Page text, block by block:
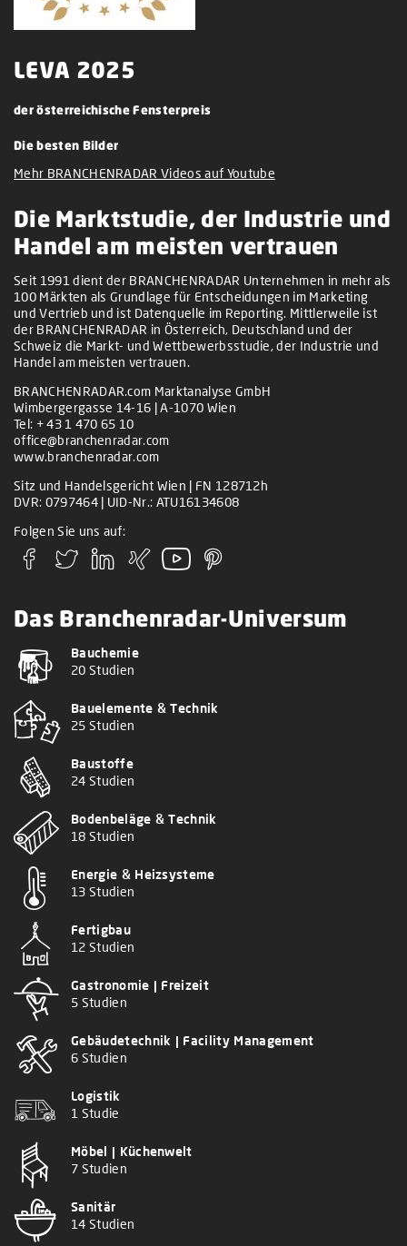
LEVA 2025
der österreichische Fensterpreis
Die besten Bilder
Mehr BRANCHENRADAR Videos auf Youtube
Die Marktstudie, der Industrie und
Handel am meisten vertrauen
Seit 1991 dient der BRANCHENRADAR Unternehmen in mehr als
100 Märkten als Grundlage für Entscheidungen im Marketing
und Vertrieb und ist Datenquelle im Reporting. Mittlerweile ist
der BRANCHENRADAR in Österreich, Deutschland und der
Schweiz die Markt- und Wettbewerbsstudie, der Industrie und
Handel am meisten vertrauen.
BRANCHENRADAR.com Marktanalyse GmbH
Wimbergergasse 14-16 | A-1070 Wien
Tel: + 43 1 470 65 10
office@branchenradar.com
www.branchenradar.com
Sitz und Handelsgericht Wien | FN 128712h
DVR: 0797464 | UID-Nr.: ATU16134608
Folgen Sie uns auf:
Das Branchenradar-Universum
Bauchemie
20 Studien
Bauelemente & Technik
25 Studien
Baustoffe
24 Studien
Bodenbeläge & Technik
18 Studien
Energie & Heizsysteme
13 Studien
Fertigbau
12 Studien
Gastronomie | Freizeit
5 Studien
Gebäudetechnik | Facility Management
6 Studien
Logistik
1 Studie
Möbel | Küchenwelt
7 Studien
Sanitär
14 Studien